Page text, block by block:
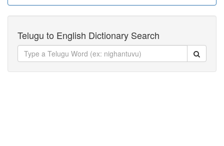
Telugu to English Dictionary Search